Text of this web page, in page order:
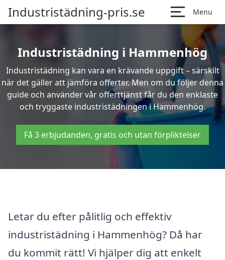
Industristädning-pris.se Menu
Industristädning i Hammenhög
Industristädning kan vara en krävande uppgift – särskilt
när det gäller att jämföra offerter. Men om du följer denna
guide och använder vår offerttjänst får du den enklaste
och tryggaste industristädningen i Hammenhög.
Få 3 erbjudanden, gratis och utan förpliktelser
Letar du efter pålitlig och effektiv
industristädning i Hammenhög? Då har
du kommit rätt! Vi hjälper dig att enkelt